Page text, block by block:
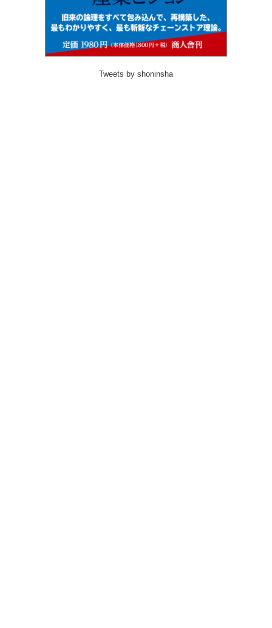
Tweets by shoninsha